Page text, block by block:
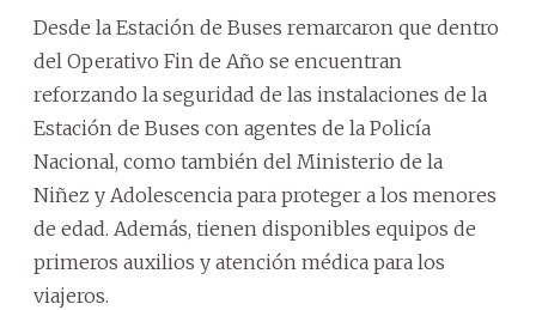
Desde la Estación de Buses remarcaron que dentro
del Operativo Fin de Año se encuentran
reforzando la seguridad de las instalaciones de la
Estación de Buses con agentes de la Policía
Nacional, como también del Ministerio de la
Niñez y Adolescencia para proteger a los menores
de edad. Además, tienen disponibles equipos de
primeros auxilios y atención médica para los
viajeros.